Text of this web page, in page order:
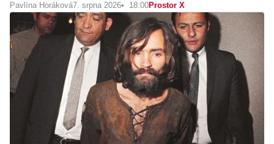
Pavlína Horáková7. srpna 2026 18:00Prostor X